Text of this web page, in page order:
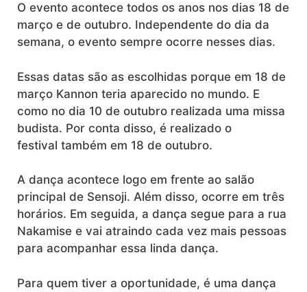
O evento acontece todos os anos nos dias 18 de
março e de outubro. Independente do dia da
semana, o evento sempre ocorre nesses dias.
Essas datas são as escolhidas porque em 18 de
março Kannon teria aparecido no mundo. E
como no dia 10 de outubro realizada uma missa
budista. Por conta disso, é realizado o
festival também em 18 de outubro.
A dança acontece logo em frente ao salão
principal de Sensoji. Além disso, ocorre em três
horários. Em seguida, a dança segue para a rua
Nakamise e vai atraindo cada vez mais pessoas
para acompanhar essa linda dança.
Para quem tiver a oportunidade, é uma dança